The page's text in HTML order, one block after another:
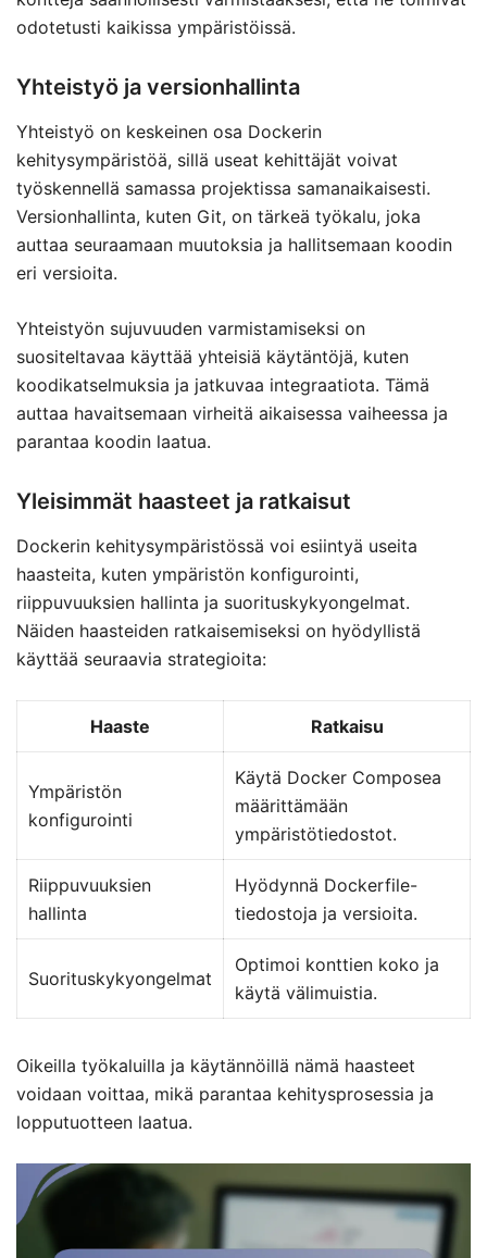
odotetusti kaikissa ympäristöissä.
Yhteistyö ja versionhallinta
Yhteistyö on keskeinen osa Dockerin
kehitysympäristöä, sillä useat kehittäjät voivat
työskennellä samassa projektissa samanaikaisesti.
Versionhallinta, kuten Git, on tärkeä työkalu, joka
auttaa seuraamaan muutoksia ja hallitsemaan koodin
eri versioita.
Yhteistyön sujuvuuden varmistamiseksi on
suositeltavaa käyttää yhteisiä käytäntöjä, kuten
koodikatselmuksia ja jatkuvaa integraatiota. Tämä
auttaa havaitsemaan virheitä aikaisessa vaiheessa ja
parantaa koodin laatua.
Yleisimmät haasteet ja ratkaisut
Dockerin kehitysympäristössä voi esiintyä useita
haasteita, kuten ympäristön konfigurointi,
riippuvuuksien hallinta ja suorituskykyongelmat.
Näiden haasteiden ratkaisemiseksi on hyödyllistä
käyttää seuraavia strategioita:
Haaste Ratkaisu
Ympäristön
konfigurointi
Käytä Docker Composea
määrittämään
ympäristötiedostot.
Riippuvuuksien
hallinta
Hyödynnä Dockerfile-
tiedostoja ja versioita.
Suorituskykyongelmat
Optimoi konttien koko ja
käytä välimuistia.
Oikeilla työkaluilla ja käytännöillä nämä haasteet
voidaan voittaa, mikä parantaa kehitysprosessia ja
lopputuotteen laatua.